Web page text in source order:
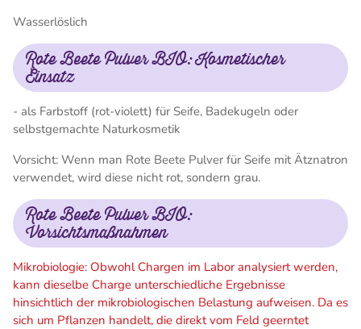
Wasserlöslich
Rote Beete Pulver BIO: Kosmetischer
Einsatz
- als Farbstoff (rot-violett) für Seife, Badekugeln oder
selbstgemachte Naturkosmetik
Vorsicht: Wenn man Rote Beete Pulver für Seife mit Ätznatron
verwendet, wird diese nicht rot, sondern grau.
Rote Beete Pulver BIO:
Vorsichtsmaßnahmen
Mikrobiologie: Obwohl Chargen im Labor analysiert werden,
kann dieselbe Charge unterschiedliche Ergebnisse
hinsichtlich der mikrobiologischen Belastung aufweisen. Da es
sich um Pflanzen handelt, die direkt vom Feld geerntet